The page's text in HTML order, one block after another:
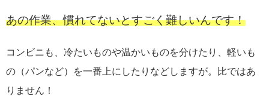
あの作業、慣れてないとすごく難しいんです！
コンビニも、冷たいものや温かいものを分けたり、軽いも
の（パンなど）を一番上にしたりなどしますが。比ではあ
りません！